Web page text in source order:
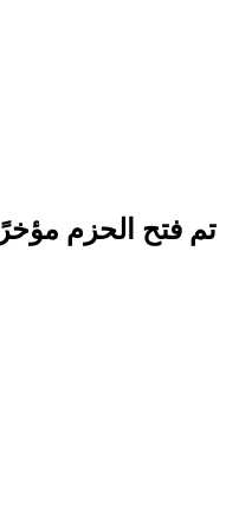
تم فتح الحزم مؤخرًا